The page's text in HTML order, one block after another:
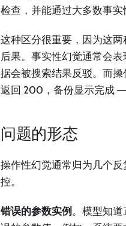
检查，并能通过大多数事实
这种区分很重要，因为这
后果。事实性幻觉通常会
据会被搜索结果反驳。而
返回 200，备份显示完成
问题的形态
操作性幻觉通常归为几个
控。
错误的参数实例 。模型知